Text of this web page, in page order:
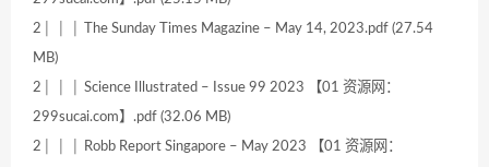
2│ │ │ The Sunday Times Magazine – May 14, 2023.pdf (27.54
MB)
2│ │ │ Science Illustrated – Issue 99 2023 【01 资源网：
299sucai.com】.pdf (32.06 MB)
2│ │ │ Robb Report Singapore – May 2023 【01 资源网：